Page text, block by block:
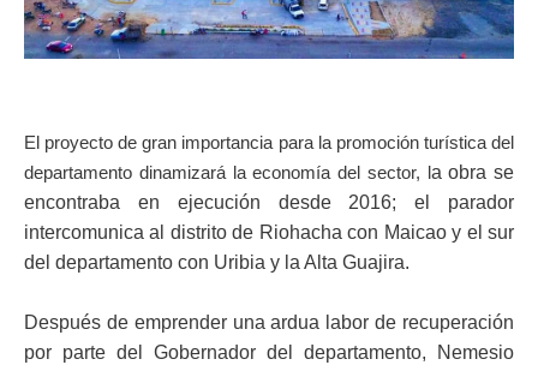
ma
El proyecto de gran importancia para la promoción turística del
departamento dinamizará la economía del sector, la obra se
encontraba en ejecución desde 2016; e l parador
intercomunica al distrito de Riohacha con Maicao y el sur
del departamento con Uribia y la Alta Guajira.
Después de emprender una ardua labor de recuperación
por parte del Gobernador del departamento, Nemesio